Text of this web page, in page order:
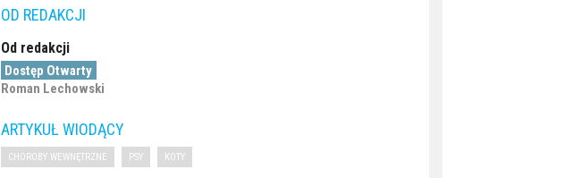
OD REDAKCJI
Od redakcji
Dostęp Otwarty
Roman Lechowski
ARTYKUŁ WIODĄCY
CHOROBY WEWNĘTRZNE PSY KOTY